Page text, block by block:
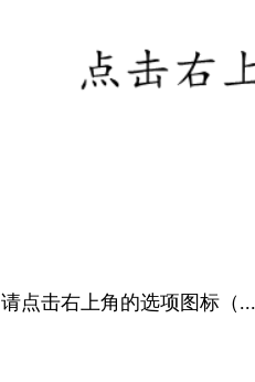
请点击右上角的选项图标（